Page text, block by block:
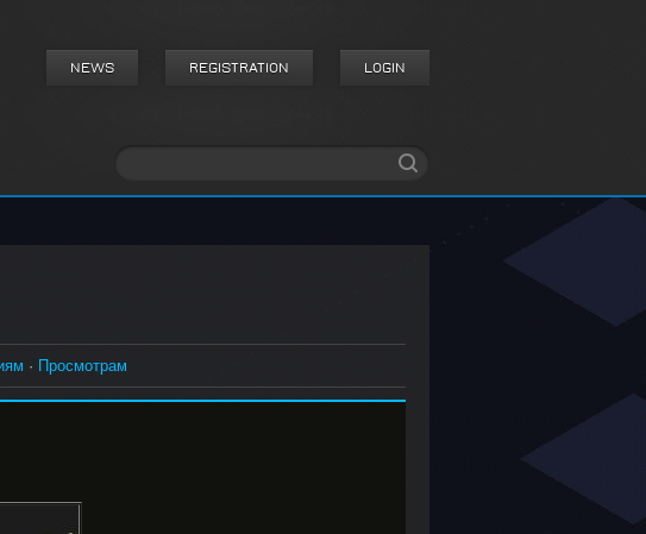
NEWS REGISTRATION LOGIN
· Просмотрам